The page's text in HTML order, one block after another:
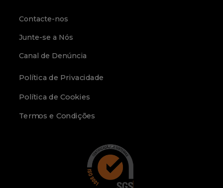
Contacte-nos
Junte-se a Nós
Canal de Denúncia
Política de Privacidade
Política de Cookies
Termos e Condições